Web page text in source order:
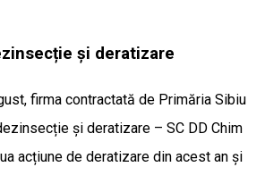
și deratizare
firma contractată de Primăria Sibiu
și deratizare – SC DD Chim
acțiune de deratizare din acest an și